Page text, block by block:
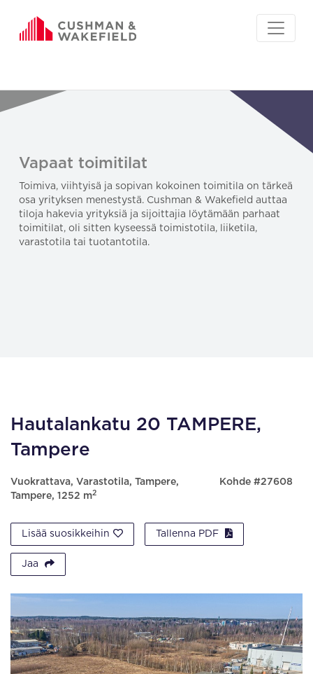
Vapaat toimitilat
Toimiva, viihtyisä ja sopivan kokoinen toimitila on tärkeä
osa yrityksen menestystä. Cushman & Wakefield auttaa
tiloja hakevia yrityksiä ja sijoittajia löytämään parhaat
toimitilat, oli sitten kyseessä toimistotila, liiketila,
varastotila tai tuotantotila.
Hautalankatu 20 TAMPERE,
Tampere
Vuokrattava, Varastotila, Tampere,
Tampere, 1252 m2
Kohde #27608
Lisää suosikkeihin Tallenna PDF
Jaa